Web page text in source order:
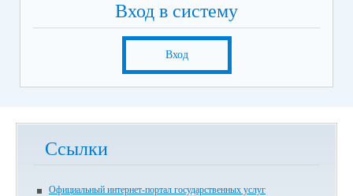
Вход в систему
Вход
Ссылки
Официальный интернет-портал государственных услуг